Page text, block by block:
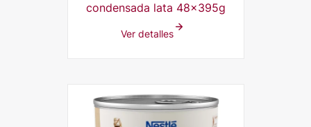
condensada lata 48x395g
Ver detalles